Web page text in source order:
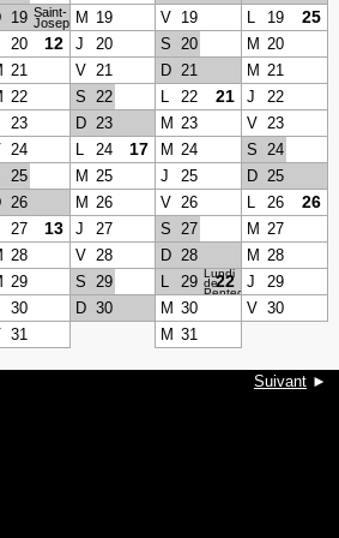
19 Saint-
JosephM 19 V 19 L 19 25
20 12 J 20 S 20 M 20
21 V 21 D 21 M 21
22 S 22 L 22 21 J
22
23 D 23 M 23 V 23
24 L 24 17 M 24 S 24
25 M 25 J 25 D 25
26 M 26 V 26 L 26 26
27 13 J 27 S 27 M 27
28 V 28 D 28 M 28
29 S 29 L 29 22
Lundi
de
Pentecôte
J
29
30 D 30 M 30 V 30
31 M 31
Suivant ►